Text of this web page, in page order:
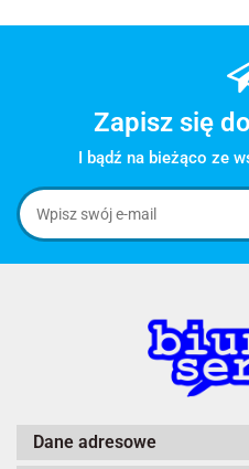
Zapisz się
I bądź na bieżąco ze
Dane adresowe